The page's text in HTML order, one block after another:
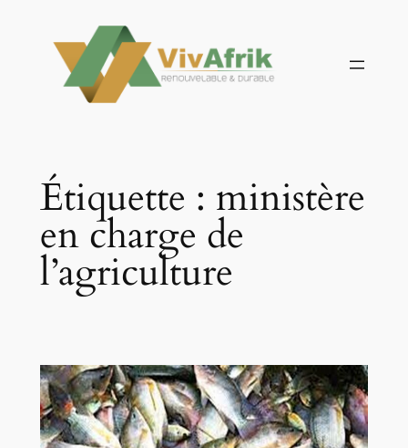
contenu
Étiquette : ministère
en charge de
l’agriculture